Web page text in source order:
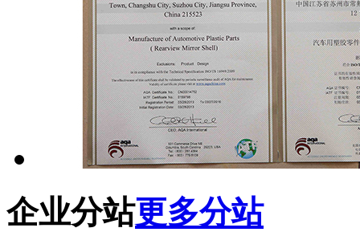
企业分站更多分站